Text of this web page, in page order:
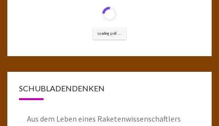
Loading poll ...
SCHUBLADENDENKEN
Aus dem Leben eines Raketenwissenschaftlers